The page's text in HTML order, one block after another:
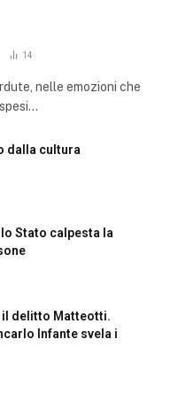
14
nelle emozioni che
dalla cultura
Stato calpesta la
il delitto Matteotti.
Infante svela i